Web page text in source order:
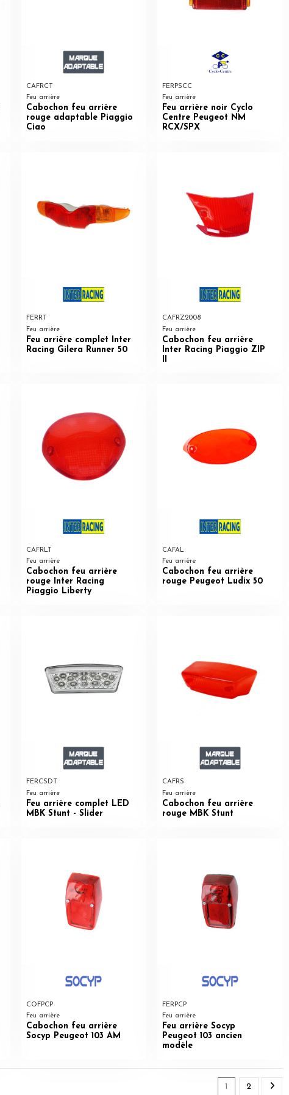
CAFRCT
Feu arrière
Cabochon feu arrière
rouge adaptable Piaggio
Ciao
FERPSCC
Feu arrière
Feu arrière noir Cyclo
Centre Peugeot NM
RCX/SPX
FERRT
Feu arrière
Feu arrière complet Inter
Racing Gilera Runner 50
CAFRZ2008
Feu arrière
Cabochon feu arrière
Inter Racing Piaggio ZIP
CAFRLT
Feu arrière
Cabochon feu arrière
rouge Inter Racing
Piaggio Liberty
CAFAL
Feu arrière
Cabochon feu arrière
rouge Peugeot Ludix 50
FERCSDT
Feu arrière
Feu arrière complet LED
MBK Stunt - Slider
CAFRS
Feu arrière
Cabochon feu arrière
rouge MBK Stunt
COFPCP
Feu arrière
Cabochon feu arrière
Socyp Peugeot 103 AM
FERPCP
Feu arrière
Feu arrière Socyp
Peugeot 103 ancien
modèle
1 2